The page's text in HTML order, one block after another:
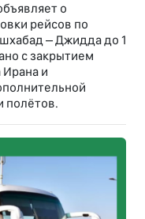
о
рейсов по
– Джидда до 1
с закрытием
Ирана и
полётов.